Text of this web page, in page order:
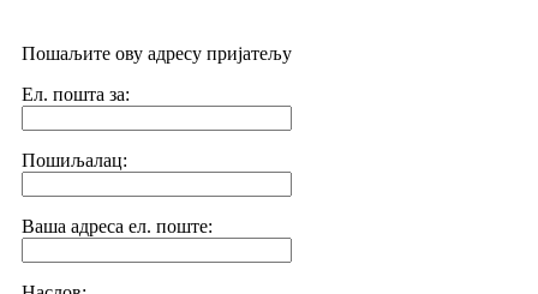
Пошаљите ову адресу пријатељу
Ел. пошта за:
Пошиљалац:
Ваша адреса ел. поште: